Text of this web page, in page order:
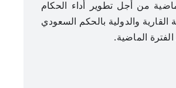
من أجل تطوير أداء الحكام
والدولية بالحكم السعودي
الماضية.